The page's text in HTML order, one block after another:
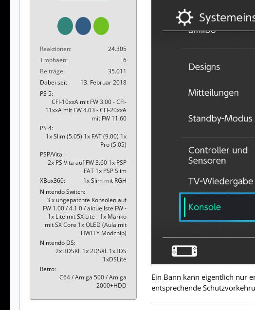
Reaktionen
24.305
Trophäen
6
Beiträge
35.011
Dabei seit
13. Februar 2018
PS 5
CFI-10xxA mit FW 3.00 - CFI-
11xxA mit FW 4.03 - CFI-20xxA
mit FW 11.60
PS 4
1x Slim (5.05) 1x FAT (9.00) 1x
Pro (5.05)
PSP/Vita
2x PS Vita auf FW 3.60 1x PSP
FAT 1x PSP Slim
XBox360
1x Slim mit RGH
Nintendo Switch
3 x ungepatchte Konsolen auf
FW 1.00 / 4.1.0 / aktuellste FW -
1x Lite mit SX Lite - 1x Mariko
mit SX Core 1x OLED (Aula mit
HWFLY Modchip)
Nintendo DS
2x 3DSXL 1x 2DSXL 1x3DS
1xDSLite
Retro
C64 / Amiga 500 / Amiga
2000+HDD
Ein Bann kann eigentlich nur
entsprechende